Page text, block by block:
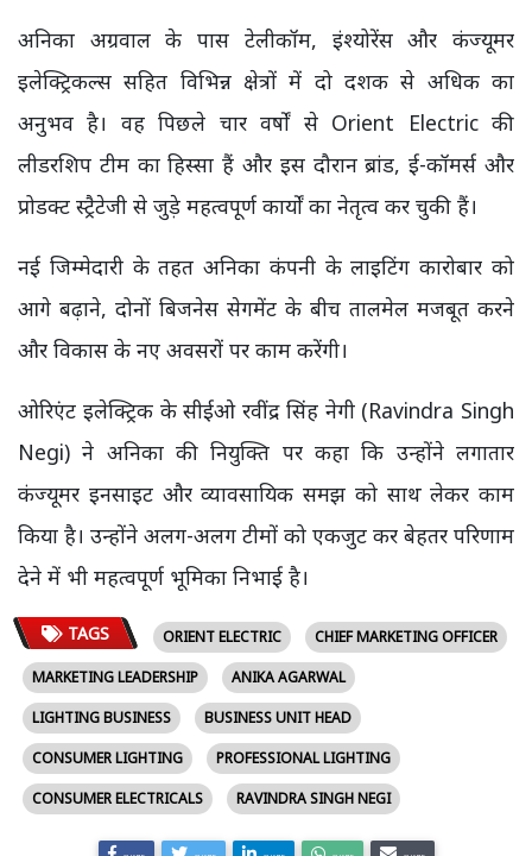
अनिका अग्रवाल के पास टेलीकॉम, इंश्योरेंस और कंज्यूमर
इलेक्ट्रिकल्स सहित विभिन्न क्षेत्रों में दो दशक से अधिक का
अनुभव है। वह पिछले चार वर्षों से Orient Electric की
लीडरशिप टीम का हिस्सा हैं और इस दौरान ब्रांड, ई-कॉमर्स और
प्रोडक्ट स्ट्रैटेजी से जुड़े महत्वपूर्ण कार्यों का नेतृत्व कर चुकी हैं।
नई जिम्मेदारी के तहत अनिका कंपनी के लाइटिंग कारोबार को
आगे बढ़ाने, दोनों बिजनेस सेगमेंट के बीच तालमेल मजबूत करने
और विकास के नए अवसरों पर काम करेंगी।
ओरिएंट इलेक्ट्रिक के सीईओ रवींद्र सिंह नेगी (Ravindra Singh
Negi) ने अनिका की नियुक्ति पर कहा कि उन्होंने लगातार
कंज्यूमर इनसाइट और व्यावसायिक समझ को साथ लेकर काम
किया है। उन्होंने अलग-अलग टीमों को एकजुट कर बेहतर परिणाम
देने में भी महत्वपूर्ण भूमिका निभाई है।
TAGS ORIENT ELECTRIC
CHIEF MARKETING OFFICER
MARKETING LEADERSHIP
ANIKA AGARWAL
LIGHTING BUSINESS
BUSINESS UNIT HEAD
CONSUMER LIGHTING
PROFESSIONAL LIGHTING
CONSUMER ELECTRICALS
RAVINDRA SINGH NEGI